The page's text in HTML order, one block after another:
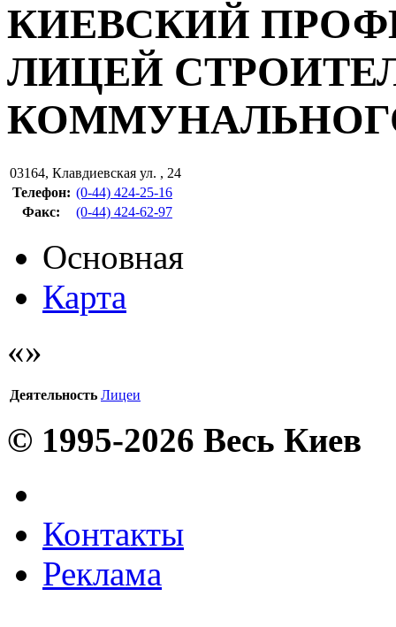
КИЕВСКИЙ
ЛИЦЕЙ
03164, Клавдиевская ул. , 24
Телефон: (0-44) 424-25-16
Факс: (0-44) 424-62-97
Основная
Карта
Деятельность Лицеи
© 1995-2026 Весь Киев
Контакты
Реклама